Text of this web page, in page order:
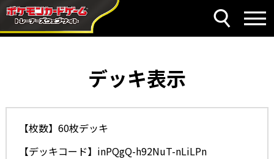
デッキ表示
【枚数】60枚デッキ
【デッキコード】 inPQgQ-h92NuT-nLiLPn